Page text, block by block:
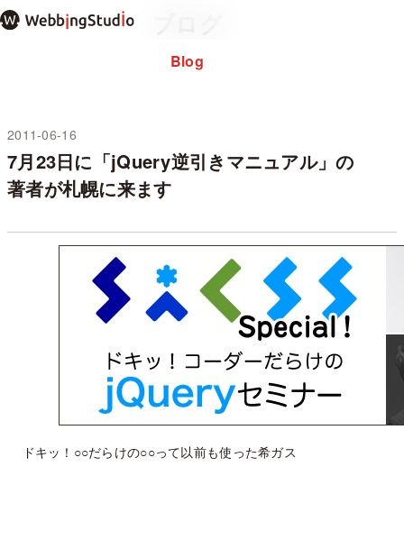
本
文
ッ
Blog
2011-06-16
未分類
7月23日に「jQuery逆引きマニュアル」の
著者が札幌に来ます
ドキッ！○○だらけの○○って以前も使った希ガス
Home
過去のブログ
✕ メニューを閉じる